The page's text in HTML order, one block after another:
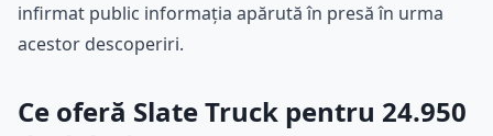
infirmat public informația apărută în presă în urma
acestor descoperiri.
Ce oferă Slate Truck pentru 24.950